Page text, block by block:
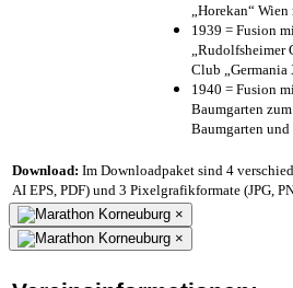
„Horekan“
1939 = Fusion
„Rudolfsheimer
Club „Germania
1940 = Fusion
Baumgarten
Baumgarten
Download: Im Downloadpaket sind 4
AI EPS, PDF) und 3 Pixelgrafikformate (JPG,
×
×